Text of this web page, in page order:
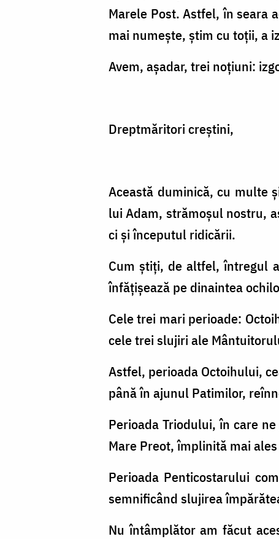
Marele Post. Astfel, în seara
mai numeşte, ştim cu toţii, a
Avem, aşadar, trei noţiuni:
Dreptmăritori creştini,
Această duminică, cu multe
lui Adam, strămoşul nostru,
ci şi începutul ridicării.
Cum ştiţi, de altfel, întregul
înfăţişează pe dinaintea
Cele trei mari perioade:
cele trei slujiri ale
Astfel, perioada Octoihului,
până în ajunul Patimilor,
Perioada Triodului, în care
Mare Preot, împlinită mai
Perioada Penticostarului
semnificând slujirea
Nu întâmplător am făcut